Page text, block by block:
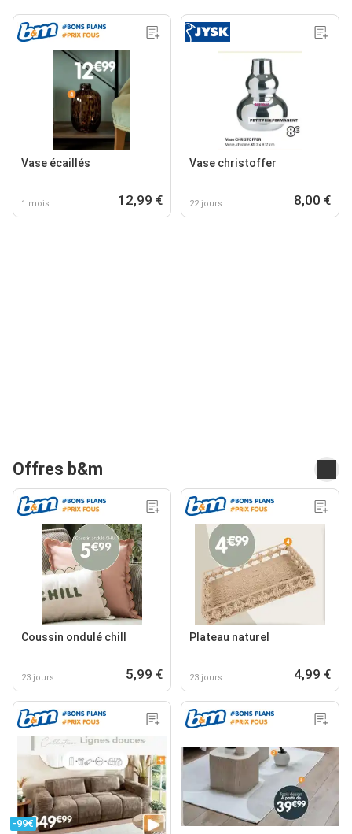
Vase écaillés
1 mois 12,99 €
Vase christoffer
22 jours 8,00 €
Offres b&m
Coussin ondulé chill
23 jours 5,99 €
Plateau naturel
23 jours 4,99 €
-99€